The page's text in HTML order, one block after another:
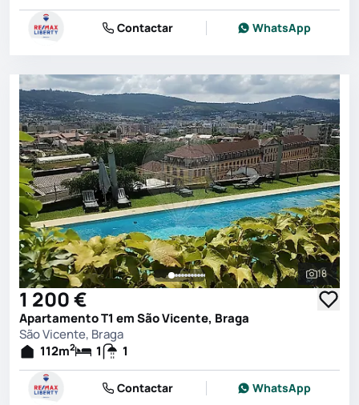
Contactar WhatsApp
Ver
18
1 200 €
Apartamento T1 em São Vicente, Braga
São Vicente, Braga
112m2 1 1
Contactar WhatsApp